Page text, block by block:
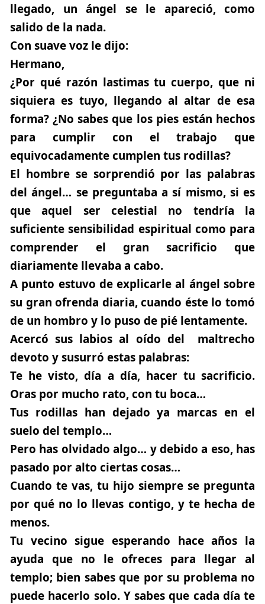
llegado, un ángel se le apareció, como
salido de la nada.
Con suave voz le dijo:
Hermano,
¿Por qué razón lastimas tu cuerpo, que ni
siquiera es tuyo, llegando al altar de esa
forma? ¿No sabes que los pies están hechos
para cumplir con el trabajo que
equivocadamente cumplen tus rodillas?
El hombre se sorprendió por las palabras
del ángel… se preguntaba a sí mismo, si es
que aquel ser celestial no tendría la
suficiente sensibilidad espiritual como para
comprender el gran sacrificio que
diariamente llevaba a cabo.
A punto estuvo de explicarle al ángel sobre
su gran ofrenda diaria, cuando éste lo tomó
de un hombro y lo puso de pié lentamente.
Acercó sus labios al oído del maltrecho
devoto y susurró estas palabras:
Te he visto, día a día, hacer tu sacrificio.
Oras por mucho rato, con tu boca…
Tus rodillas han dejado ya marcas en el
suelo del templo…
Pero has olvidado algo… y debido a eso, has
pasado por alto ciertas cosas…
Cuando te vas, tu hijo siempre se pregunta
por qué no lo llevas contigo, y te hecha de
menos.
Tu vecino sigue esperando hace años la
ayuda que no le ofreces para llegar al
templo; bien sabes que por su problema no
puede hacerlo solo. Y sabes que cada día te